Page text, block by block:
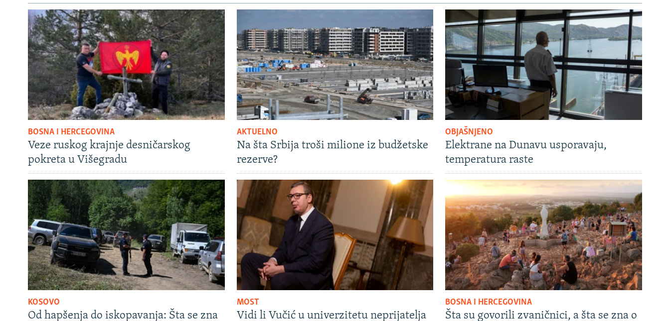
BOSNA I HERCEGOVINA
Veze ruskog krajnje desničarskog
pokreta u Višegradu
AKTUELNO
Na šta Srbija troši milione iz budžetske
rezerve?
OBJAŠNJENO
Elektrane na Dunavu usporavaju,
temperatura raste
KOSOVO
Od hapšenja do iskopavanja: Šta se zna
MOST
Vidi li Vučić u univerzitetu neprijatelja
BOSNA I HERCEGOVINA
Šta su govorili zvaničnici, a šta se zna o